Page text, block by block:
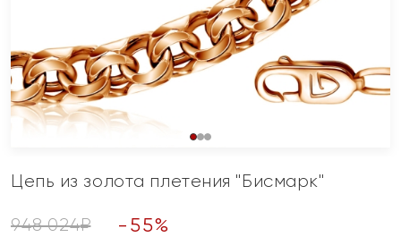
Цепь из золота плетения "Бисмарк"
948 024₽ - 55%